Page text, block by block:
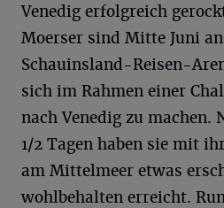
Venedig erfolgreich
Moerser sind Mitte Juni
Schauinsland-Reisen-
sich im Rahmen einer
nach Venedig zu machen.
1/2 Tagen haben sie mit
am Mittelmeer etwas
wohlbehalten erreicht.